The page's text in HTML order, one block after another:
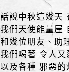
話說中秋這幾天
我們天使能量屋
和幾位朋友、助
我們喝著 令人又
以及各種 邪惡